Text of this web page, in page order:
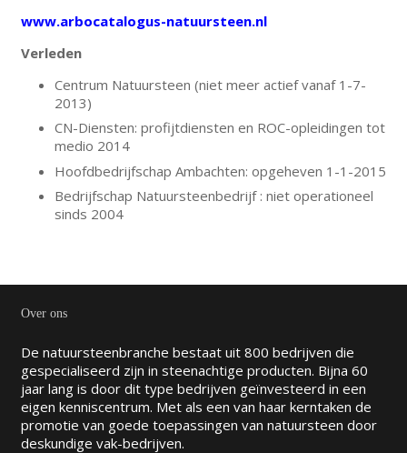
www.arbocatalogus-natuursteen.nl
Verleden
Centrum Natuursteen (niet meer actief vanaf 1-7-
2013)
CN-Diensten: profijtdiensten en ROC-opleidingen tot
medio 2014
Hoofdbedrijfschap Ambachten: opgeheven 1-1-2015
Bedrijfschap Natuursteenbedrijf : niet operationeel
sinds 2004
Over ons
De natuursteenbranche bestaat uit 800 bedrijven die
gespecialiseerd zijn in steenachtige producten. Bijna 60
jaar lang is door dit type bedrijven geïnvesteerd in een
eigen kenniscentrum. Met als een van haar kerntaken de
promotie van goede toepassingen van natuursteen door
deskundige vak-bedrijven.